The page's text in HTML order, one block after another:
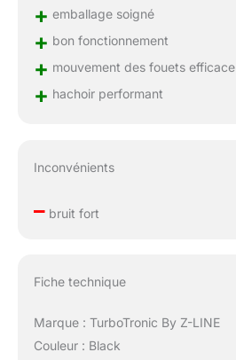
+ emballage soigné
+ bon fonctionnement
+ mouvement des fouets efficace
+ hachoir performant
Inconvénients
–bruit fort
Fiche technique
Marque : TurboTronic By Z-LINE
Couleur : Black